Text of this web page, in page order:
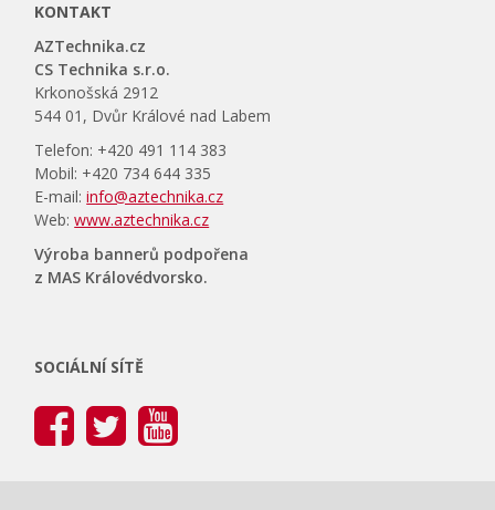
KONTAKT
AZTechnika.cz
CS Technika s.r.o.
Krkonošská 2912
544 01, Dvůr Králové nad Labem
Telefon: +420 491 114 383
Mobil: +420 734 644 335
E-mail:info@aztechnika.cz
Web:www.aztechnika.cz
Výroba bannerů podpořena
z MAS Královédvorsko.
SOCIÁLNÍ SÍTĚ